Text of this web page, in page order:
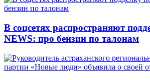
В соцсетях распространяют
NEWS: про бензин по талонам